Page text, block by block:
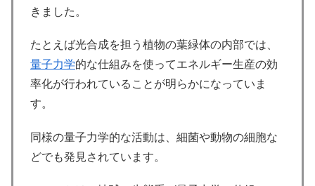
きました。
たとえば光合成を担う植物の葉緑体の内部では、
量子力学的な仕組みを使ってエネルギー生産の効
率化が行われていることが明らかになっていま
す。
同様の量子力学的な活動は、細菌や動物の細胞な
どでも発見されています。